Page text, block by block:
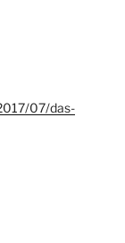
07/das-